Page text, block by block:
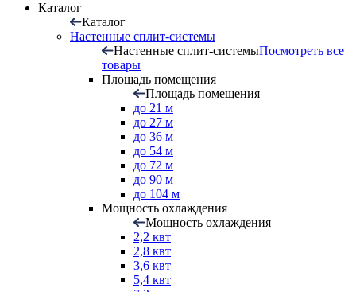
Каталог
Каталог
Настенные сплит-системы
Настенные сплит-системыПосмотреть все
товары
Площадь помещения
Площадь помещения
до 21 м
до 27 м
до 36 м
до 54 м
до 72 м
до 90 м
до 104 м
Мощность охлаждения
Мощность охлаждения
2,2 квт
2,8 квт
3,6 квт
5,4 квт